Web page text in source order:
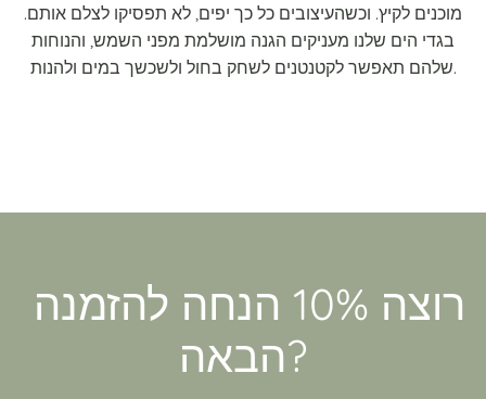
מוכנים לקיץ. וכשהעיצובים כל כך יפים, לא תפסיקו לצלם אותם.
בגדי הים שלנו מעניקים הגנה מושלמת מפני השמש, והנוחות
שלהם תאפשר לקטנטנים לשחק בחול ולשכשך במים ולהנות.
הבאה?